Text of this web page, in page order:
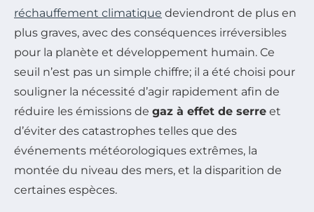
réchauffement climatique deviendront de plus en
plus graves, avec des conséquences irréversibles
pour la planète et développement humain. Ce
seuil n’est pas un simple chiffre; il a été choisi pour
souligner la nécessité d’agir rapidement afin de
réduire les émissions de gaz à effet de serre et
d’éviter des catastrophes telles que des
événements météorologiques extrêmes, la
montée du niveau des mers, et la disparition de
certaines espèces.